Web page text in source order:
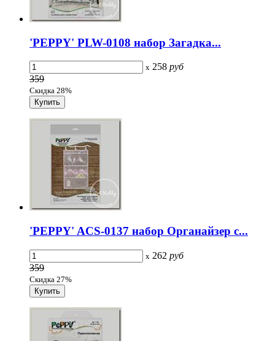
'PEPPY' PLW-0108 набор Загадка...
x 258 руб
359
Скидка 28%
'PEPPY' ACS-0137 набор Органайзер с...
x 262 руб
359
Скидка 27%